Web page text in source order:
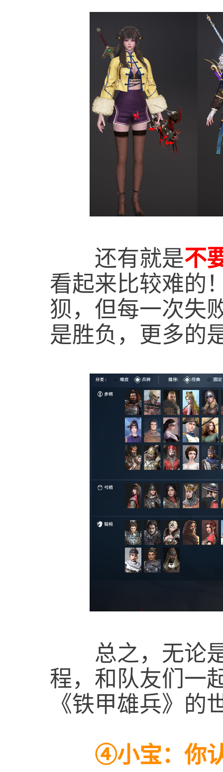
还有就是不
看起来比较难的
狈，但每一次失
是胜负，更多的
总之，无论是
程，和队友们一
《铁甲雄兵》
④小宝：你认